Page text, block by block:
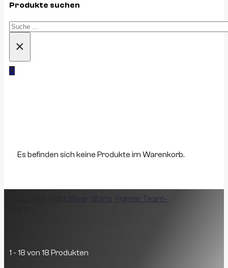
Produkte suchen
Suchen
×
0
Es befinden sich keine Produkte im Warenkorb.
Shirts Fighter Team-
1 - 18 von 18 Produkten